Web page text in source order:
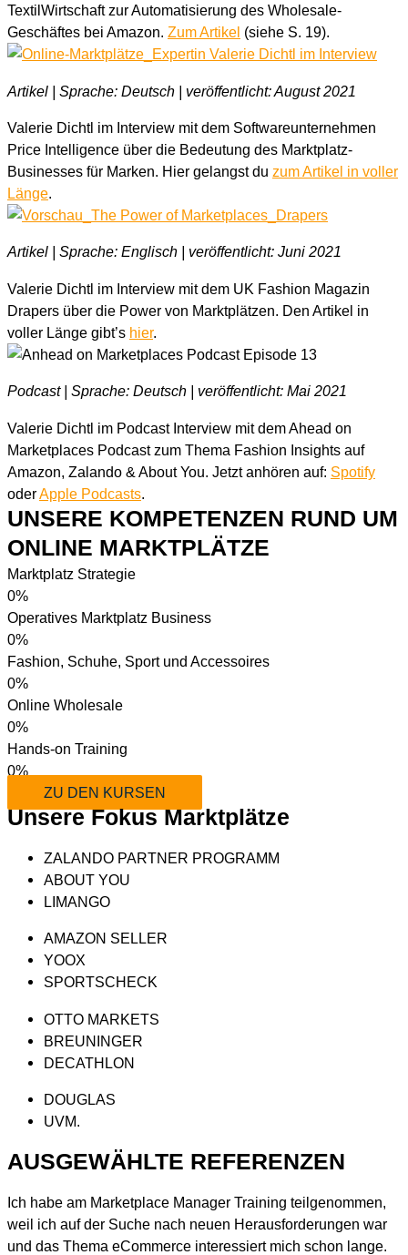
TextilWirtschaft zur Automatisierung des Wholesale-
Geschäftes bei Amazon. Zum Artikel (siehe S. 19).
Artikel | Sprache: Deutsch | veröffentlicht: August 2021
Valerie Dichtl im Interview mit dem Softwareunternehmen
Price Intelligence über die Bedeutung des Marktplatz-
Businesses für Marken. Hier gelangst du zum Artikel in voller
Länge.
Artikel | Sprache: Englisch | veröffentlicht: Juni 2021
Valerie Dichtl im Interview mit dem UK Fashion Magazin
Drapers über die Power von Marktplätzen. Den Artikel in
voller Länge gibt’s hier.
Podcast | Sprache: Deutsch | veröffentlicht: Mai 2021
Valerie Dichtl im Podcast Interview mit dem Ahead on
Marketplaces Podcast zum Thema Fashion Insights auf
Amazon, Zalando & About You. Jetzt anhören auf: Spotify
oder Apple Podcasts
UNSERE KOMPETENZEN RUND UM
ONLINE MARKTPLÄTZE
Marktplatz Strategie
0%
Operatives Marktplatz Business
0%
Fashion, Schuhe, Sport und Accessoires
0%
Online Wholesale
0%
Hands-on Training
0%
ZU DEN KURSEN
Unsere Fokus Marktplätze
ZALANDO PARTNER PROGRAMM
ABOUT YOU
LIMANGO
AMAZON SELLER
YOOX
SPORTSCHECK
OTTO MARKETS
BREUNINGER
DECATHLON
DOUGLAS
UVM.
AUSGEWÄHLTE REFERENZEN
Ich habe am Marketplace Manager Training teilgenommen,
weil ich auf der Suche nach neuen Herausforderungen war
und das Thema eCommerce interessiert mich schon lange.